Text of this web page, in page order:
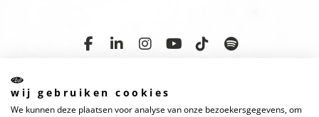
wij gebruiken cookies
We kunnen deze plaatsen voor analyse van onze bezoekersgegevens, om